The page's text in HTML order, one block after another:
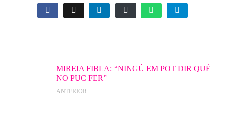
MIREIA FIBLA: “NINGÚ EM POT DIR QUÈ
NO PUC FER”
ANTERIOR